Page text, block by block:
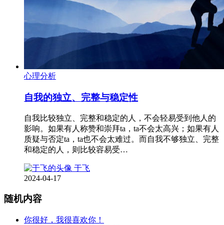
心理分析
自我的独立、完整与稳定性
自我比较独立、完整和稳定的人，不会轻易受到他人的
影响。如果有人称赞和崇拜ta，ta不会太高兴；如果有人
质疑与否定ta，ta也不会太难过。而自我不够独立、完整
和稳定的人，则比较容易受…
于飞
2024-04-17
随机内容
你很好，我很喜欢你！